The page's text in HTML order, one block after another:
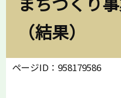
（結果）
ページID：958179586